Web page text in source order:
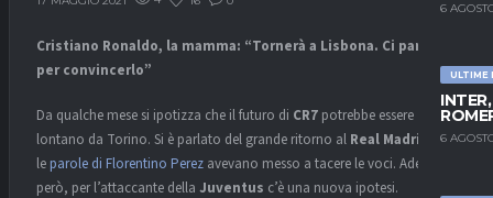
6
ULTIME
6
Cristiano Ronaldo, la mamma: “Tornerà a Lisbona. Ci parlerò
per convincerlo”
Da qualche mese si ipotizza che il futuro di CR7 potrebbe essere
lontano da Torino. Si è parlato del grande ritorno al Real Madrid
, ma
le parole di Florentino Perez avevano messo a tacere le voci. Adesso
però, per l’attaccante della Juventus c’è una nuova ipotesi.